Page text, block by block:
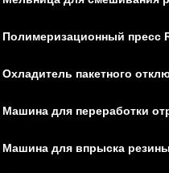
Полимеризационный пресс
Охладитель пакетного
Машина для переработки
Машина для впрыска резины